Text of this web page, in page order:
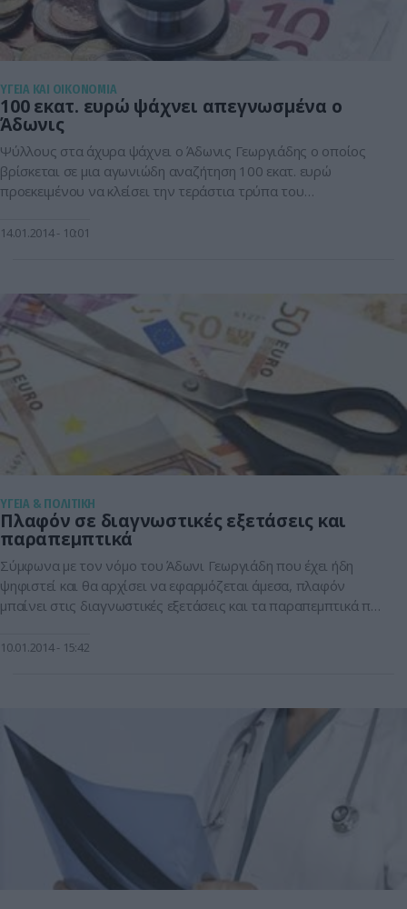
ΥΓΕΙΑ ΚΑΙ ΟΙΚΟΝΟΜΙΑ
100 εκατ. ευρώ ψάχνει απεγνωσμένα ο
Άδωνις
Ψύλλους στα άχυρα ψάχνει ο Άδωνις Γεωργιάδης ο οποίος
βρίσκεται σε μια αγωνιώδη αναζήτηση 100 εκατ. ευρώ
προεκειμένου να κλείσει την τεράστια τρύπα του
Υγείας. Όσο κι αν ψάξει δεν θα τα βρεις απαντούν από την
[…]
14.01.2014 10:01
ΥΓΕΙΑ & ΠΟΛΙΤΙΚΗ
Πλαφόν σε διαγνωστικές εξετάσεις και
παραπεμπτικά
Σύμφωνα με τον νόμο του Άδωνι Γεωργιάδη που έχει ήδη
ψηφιστεί και θα αρχίσει να εφαρμόζεται άμεσα, πλαφόν
μπαίνει στις διαγνωστικές εξετάσεις και τα παραπεμπτικά που
σύστημα γιατροί. Ειδικότερα, ο περιορισμός θα ισχύσει όπως
10.01.2014 15:42